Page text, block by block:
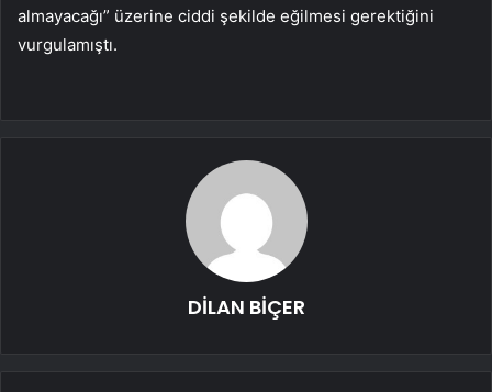
almayacağı” üzerine ciddi şekilde eğilmesi gerektiğini
vurgulamıştı.
DİLAN BİÇER